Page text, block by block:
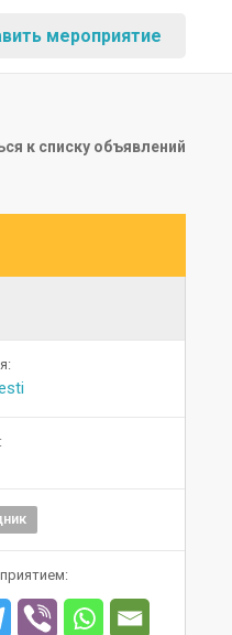
мероприятие
к списку объявлений